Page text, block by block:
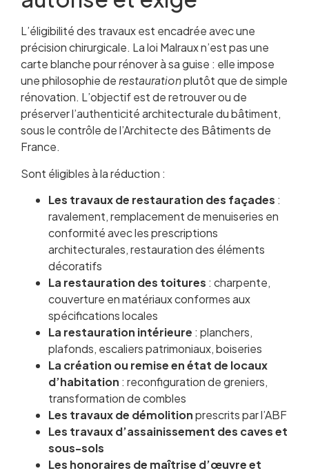
L’éligibilité des travaux est encadrée avec une
précision chirurgicale. La loi Malraux n’est pas une
carte blanche pour rénover à sa guise : elle impose
une philosophie derestaurationplutôt que de simple
rénovation. L’objectif est de retrouver ou de
préserver l’authenticité architecturale du bâtiment,
sous le contrôle de l’Architecte des Bâtiments de
France.
Sont éligibles à la réduction :
Les travaux de restauration des façades :
ravalement, remplacement de menuiseries en
conformité avec les prescriptions
architecturales, restauration des éléments
décoratifs
La restauration des toitures : charpente,
couverture en matériaux conformes aux
spécifications locales
La restauration intérieure : planchers,
plafonds, escaliers patrimoniaux, boiseries
La création ou remise en état de locaux
d’habitation : reconfiguration de greniers,
transformation de combles
Les travaux de démolitionprescrits par l’ABF
Les travaux d’assainissement des caves et
sous-sols
Les honoraires de maîtrise d’œuvre et